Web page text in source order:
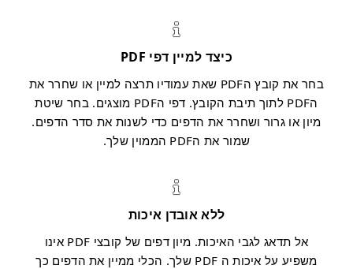
כיצד למיין דפי PDF
בחר את קובץ הPDF שאת עמודיו תרצה למיין או שחרר את
הPDF לתוך תיבת הקובץ. דפי הPDF מוצגים. בחר שיטת
מיון או גרור ושחרר את הדפים כדי לשנות את סדר הדפים.
שמור את הPDF הממוין שלך.
ללא אובדן איכות
אל תדאג לגבי האיכות. מיון דפים של קובצי PDF אינו
משפיע על איכות ה PDF שלך. הכלי ממיין את הדפים כך